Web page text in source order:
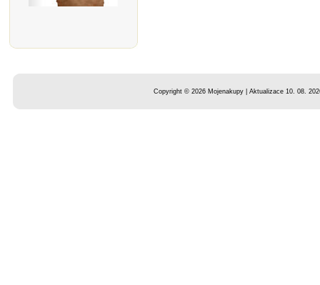
Copyright © 2026 Mojenakupy | Aktualizace 10. 08.